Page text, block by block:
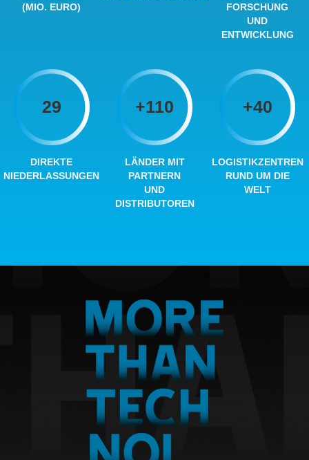
(MIO. EURO)
FORSCHUNG
UND
ENTWICKLUNG
29
DIREKTE
NIEDERLASSUNGEN
+110
LÄNDER MIT
PARTNERN
UND
DISTRIBUTOREN
+40
LOGISTIKZENTREN
RUND UM DIE
WELT